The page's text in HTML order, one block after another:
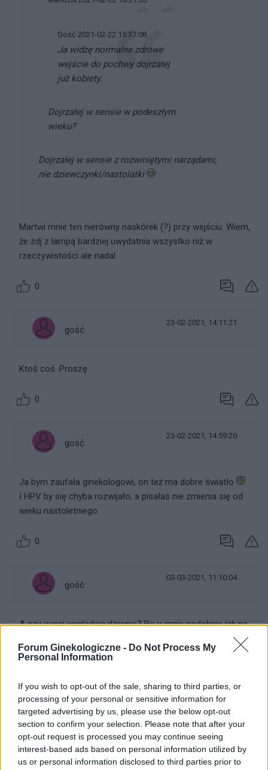
Forum Ginekologiczne - Do Not Process My
Personal Information
If you wish to opt-out of the sale, sharing to third parties, or
processing of your personal or sensitive information for
targeted advertising by us, please use the below opt-out
section to confirm your selection. Please note that after your
opt-out request is processed you may continue seeing
interest-based ads based on personal information utilized by
us or personal information disclosed to third parties prior to
Gość 2021-02-22 15:37:08
Ja widzę normalne zdrowe
wejście do pochwy dojrzałej
już kobiety.
Dojrzałej w sensie w podeszłym
wieku?
Dojrzałej w sensie z rozwiniętymi narządami,
nie dziewczynki/nastolatki
Martwi mnie ten nierówny naskórek (?) przy wejściu. Wiem,
że zdj z lampą bardziej uwydatnia wszystko niż w
rzeczywistości ale nadal
0
gość
23-02-2021, 14:11:21
Ktoś coś. Proszę
0
gość
23-02-2021, 14:59:20
Ja bym zaufała ginekologowi, on też ma dobre światło
I HPV by się chyba rozwijało, a pisałaś nie zmienia się od
wieku nastoletniego.
0
gość
03-03-2021, 11:10:04
A czy wargi wyglądają dziwnie? Bo u mnie podobnie jak na
gość